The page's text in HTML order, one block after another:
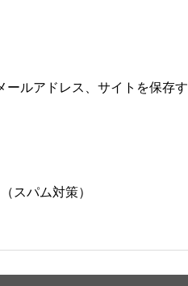
ールアドレス、サイトを保存す
スパム対策）